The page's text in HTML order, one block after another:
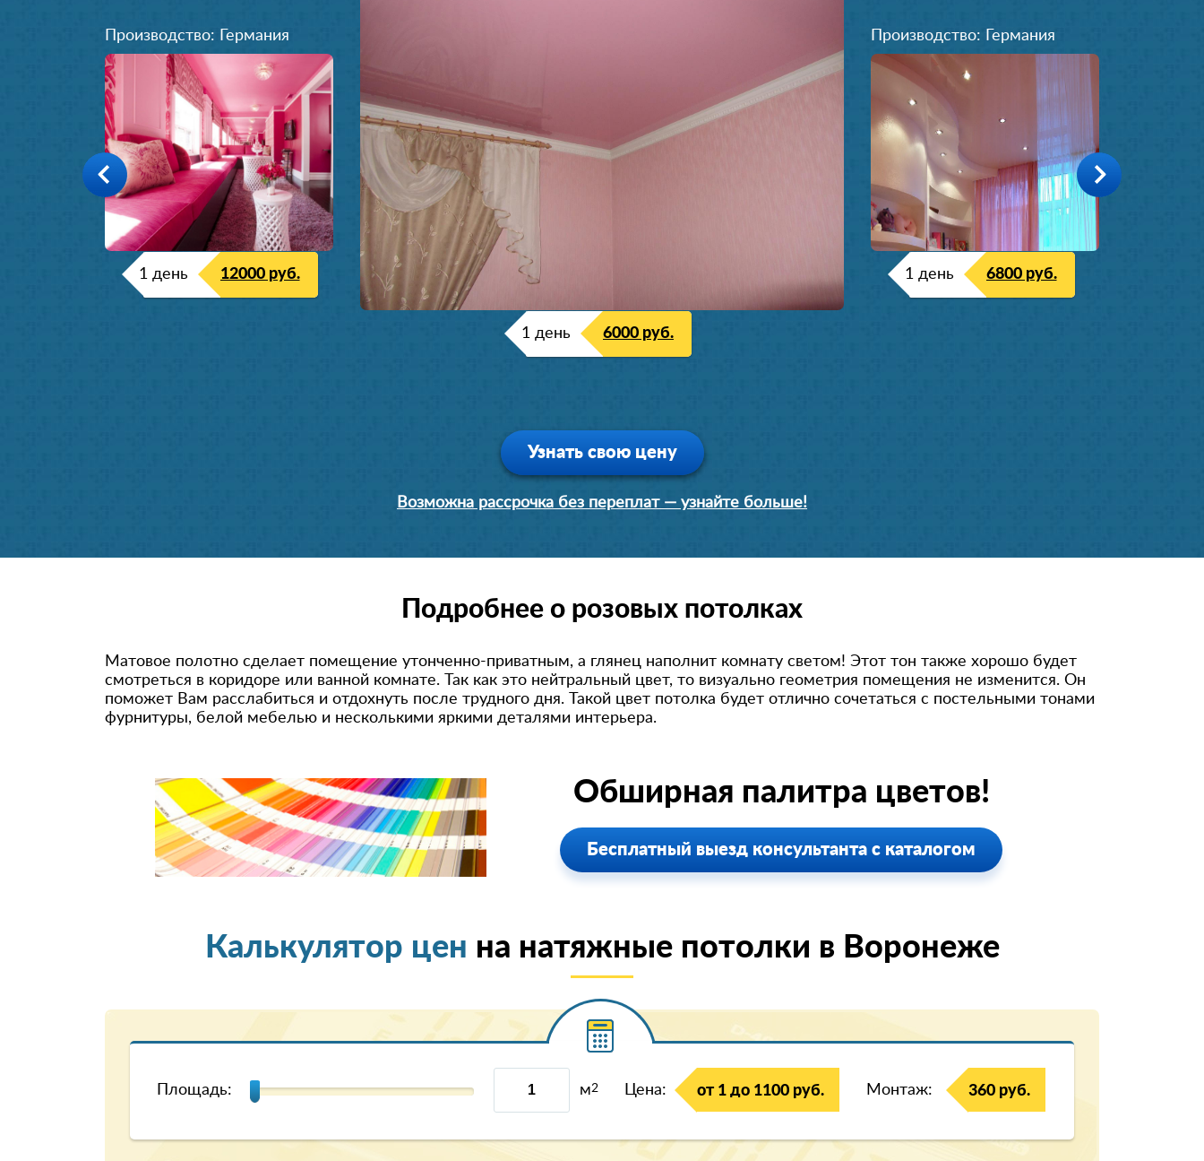
1 день 6000 руб.
Производство: Германия
1 день 6800 руб.
1 день
Производство: Германия
1 день 12000 руб.
Узнать свою цену
Возможна рассрочка без переплат — узнайте больше!
Подробнее о розовых потолках
Матовое полотно сделает помещение утонченно-приватным, а глянец наполнит комнату светом! Этот тон также хорошо будет
смотреться в коридоре или ванной комнате. Так как это нейтральный цвет, то визуально геометрия помещения не изменится. Он
поможет Вам расслабиться и отдохнуть после трудного дня. Такой цвет потолка будет отлично сочетаться с постельными тонами
фурнитуры, белой мебелью и несколькими яркими деталями интерьера.
Обширная палитра цветов!
Бесплатный выезд консультанта с каталогом
Калькулятор цен на натяжные потолки в Воронеже
Площадь: м2 Цена: от 1 до 1100 руб. Монтаж: 360 руб.